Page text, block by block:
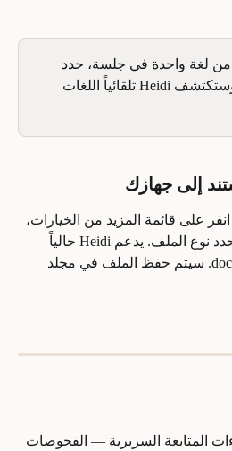
من لغة واحدة في جلسة، حدد
"متعدد اللغات" كخيار وستكتشف Heidi تلقائياً اللغات
إلى جهازك
على قائمة المزيد من الخيارات،
ثم انقر على تصدير كـ، ثم حدد نوع الملف. يدعم Heidi حالياً
التصدير بصيغتَي PDF أو doc.x. سيتم حفظ الملف في مجلد
المتابعة السريرية — الفحوصات